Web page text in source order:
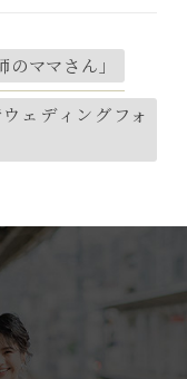
ママさん」
ェディングフォ